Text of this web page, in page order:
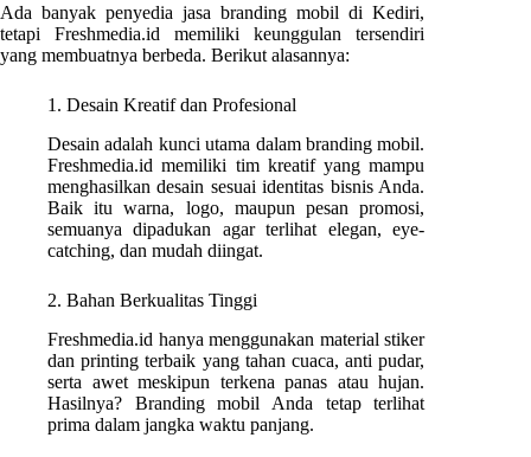
Ada banyak penyedia jasa branding mobil di Kediri,
tetapi Freshmedia.id memiliki keunggulan tersendiri
yang membuatnya berbeda. Berikut alasannya:
1. Desain Kreatif dan Profesional
Desain adalah kunci utama dalam branding mobil.
Freshmedia.id memiliki tim kreatif yang mampu
menghasilkan desain sesuai identitas bisnis Anda.
Baik itu warna, logo, maupun pesan promosi,
semuanya dipadukan agar terlihat elegan, eye-
catching, dan mudah diingat.
2. Bahan Berkualitas Tinggi
Freshmedia.id hanya menggunakan material stiker
dan printing terbaik yang tahan cuaca, anti pudar,
serta awet meskipun terkena panas atau hujan.
Hasilnya? Branding mobil Anda tetap terlihat
prima dalam jangka waktu panjang.